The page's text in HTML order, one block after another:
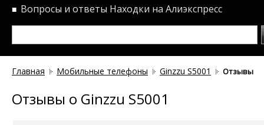
■ Вопросы и ответы Находки на Алиэкспресс
Главная Мобильные телефоны Ginzzu S5001 Отзывы
Отзывы о Ginzzu S5001